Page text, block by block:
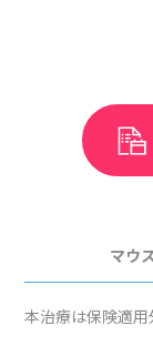
マウ
本治療は保険適用